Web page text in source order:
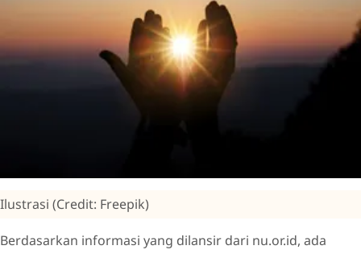
Ilustrasi (Credit: Freepik)
Berdasarkan informasi yang dilansir dari nu.or.id, ada